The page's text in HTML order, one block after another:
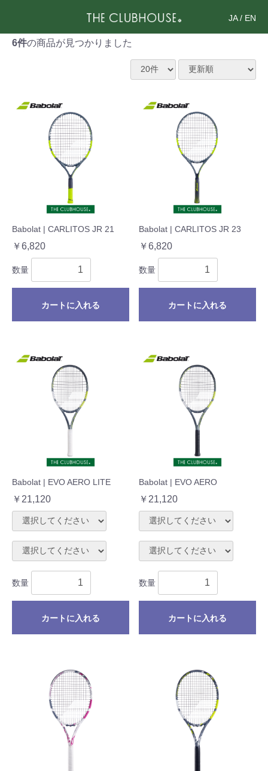
JA/ EN
6件の商品が見つかりました
Babolat | CARLITOS JR 21
￥6,820
数量
カートに入れる
Babolat | CARLITOS JR 23
￥6,820
数量
カートに入れる
Babolat | EVO AERO LITE
￥21,120
数量
カートに入れる
Babolat | EVO AERO
￥21,120
数量
カートに入れる